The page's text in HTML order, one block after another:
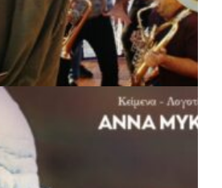
· 16:17
Orkestar στα
Δήμου Αριστοτέλη